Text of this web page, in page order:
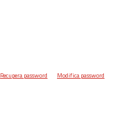
Recupera password Modifica password